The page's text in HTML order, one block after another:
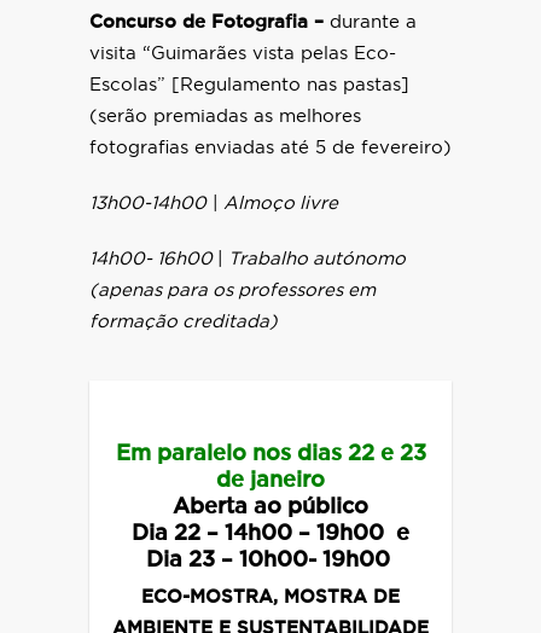
Concurso de Fotografia – durante a
visita “Guimarães vista pelas Eco-
Escolas” [Regulamento nas pastas]
(serão premiadas as melhores
fotografias enviadas até 5 de fevereiro)
13h00-14h00 Almoço livre
14h00- 16h00
Trabalho autónomo
(apenas para os professores em
formação creditada)
Em paralelo nos dias 22 e 23
de janeiro
Aberta ao público
Dia 22 – 14h00 – 19h00 e
Dia 23 – 10h00- 19h00
ECO-MOSTRA, MOSTRA DE
AMBIENTE E SUSTENTABILIDADE